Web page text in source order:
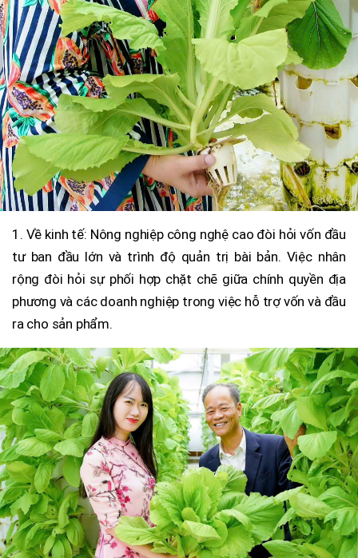
1. Về kinh tế: Nông nghiệp công nghệ cao đòi hỏi vốn đầu
tư ban đầu lớn và trình độ quản trị bài bản. Việc nhân
rộng đòi hỏi sự phối hợp chặt chẽ giữa chính quyền địa
phương và các doanh nghiệp trong việc hỗ trợ vốn và đầu
ra cho sản phẩm.